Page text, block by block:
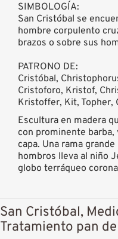
SIMBOLOGÍA:
San Cristóbal se
hombre corpulento
brazos o sobre sus
PATRONO DE:
Cristóbal,
Cristoforo, Kristof,
Kristoffer, Kit, Topher,
Escultura en madera
con prominente
capa. Una rama
hombros lleva al niño
globo terráqueo
San Cristóbal,
Tratamiento pan